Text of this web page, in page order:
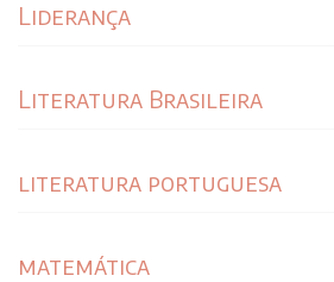
Liderança
Literatura Brasileira
literatura portuguesa
matemática